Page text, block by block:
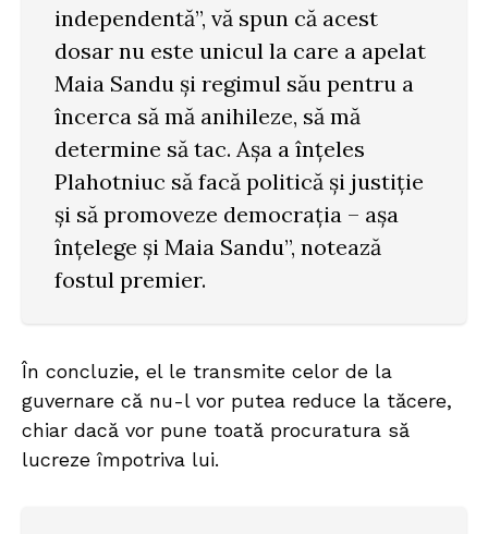
independentă”, vă spun că acest
dosar nu este unicul la care a apelat
Maia Sandu şi regimul său pentru a
încerca să mă anihileze, să mă
determine să tac. Aşa a înţeles
Plahotniuc să facă politică şi justiţie
şi să promoveze democraţia – aşa
înţelege şi Maia Sandu”, notează
fostul premier.
În concluzie, el le transmite celor de la
guvernare că nu-l vor putea reduce la tăcere,
chiar dacă vor pune toată procuratura să
lucreze împotriva lui.